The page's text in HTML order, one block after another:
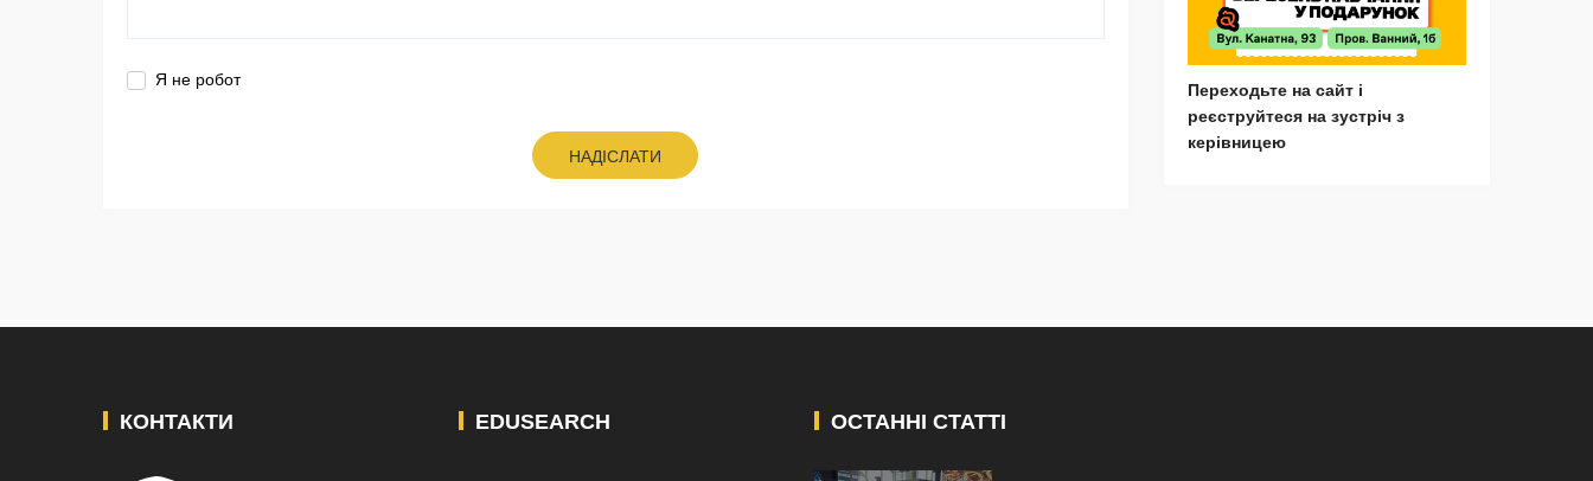
Я не робот
НАДІСЛАТИ
Переходьте на сайт і
реєструйтеся на зустріч з
керівницею
КОНТАКТИ EDUSEARCH ОСТАННІ СТАТТІ